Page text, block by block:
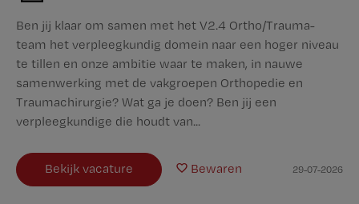
Ben jij klaar om samen met het V2.4 Ortho/Trauma-
team het verpleegkundig domein naar een hoger niveau
te tillen en onze ambitie waar te maken, in nauwe
samenwerking met de vakgroepen Orthopedie en
Traumachirurgie? Wat ga je doen? Ben jij een
verpleegkundige die houdt van...
Bekijk vacature Bewaren 29-07-2026